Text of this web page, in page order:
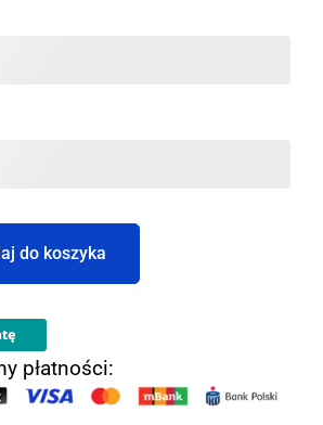
do koszyka
płatności: